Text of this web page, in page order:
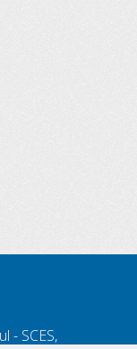
- SCES,